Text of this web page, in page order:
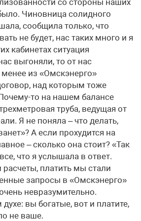
со стороны наших
Чиновница солидного
сообщила только, что
не будет, нас таких много и я
кабинетах ситуация
выгоняли, то от нас
из «Омскэнерго»
над которым тоже
то на нашем балансе
труба, ведущая от
Я не поняла – что делать,
А если прохудится на
– сколько она стоит? «Так
что я услышала в ответ.
платить мы стали
запросы в «Омскэнерго»
невразумительно.
вы богатые, вот и платите,
не ваше.